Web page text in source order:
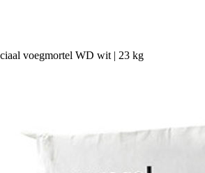
voegmortel WD wit | 23 kg